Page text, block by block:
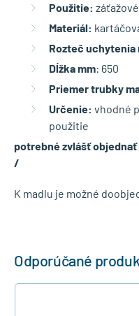
Použitie: záťažové
Materiál:
Rozteč uchytenia
Dĺžka mm: 650
Priemer trubky
Určenie: vhodné
použitie
potrebné zvlášť
/
K madlu je možné
Odporúčané